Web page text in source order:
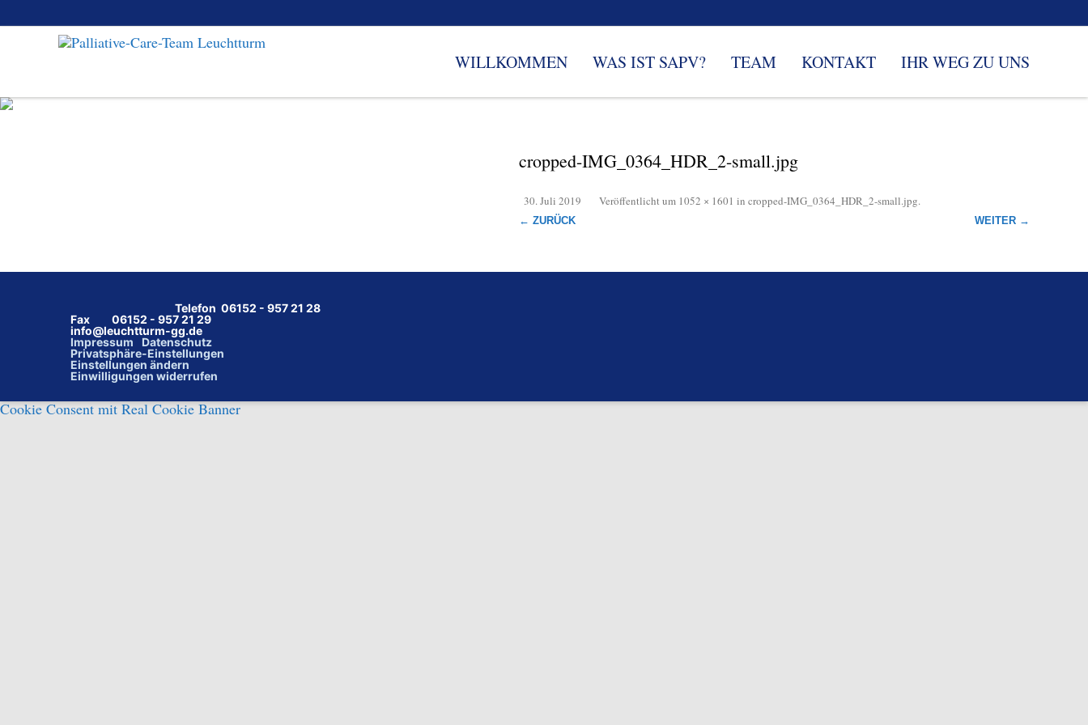
WILLKOMMEN WAS IST SAPV? TEAM KONTAKT IHR WEG ZU UNS
cropped-IMG_0364_HDR_2-small.jpg
Veröffentlicht
30. Juli 2019 um 1052 × 1601 in cropped-IMG_0364_HDR_2-small.jpg.
← ZURÜCK WEITER →
Telefon 06152 - 957 21 28
Fax 06152 - 957 21 29
info@leuchtturm-gg.de
Impressum
Datenschutz
Privatsphäre-Einstellungen
Einstellungen ändern
Einwilligungen widerrufen
Cookie Consent mit Real Cookie Banner